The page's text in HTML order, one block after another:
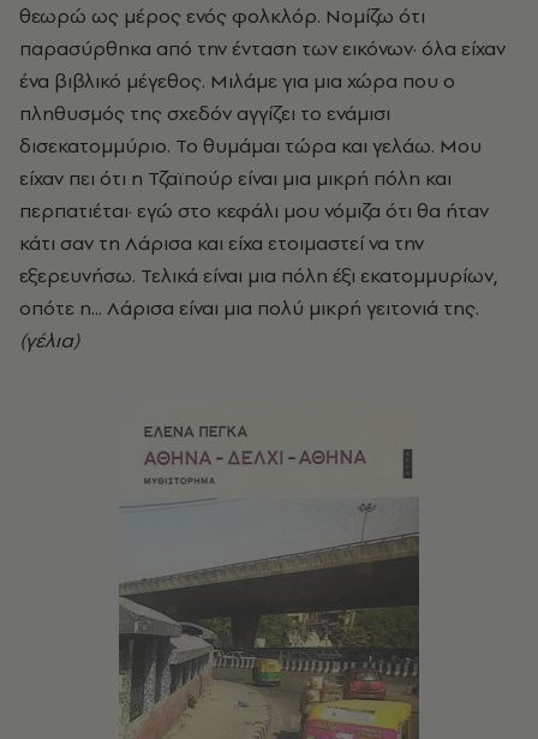
θεωρώ ως μέρος ενός φολκλόρ. Νομίζω ότι
παρασύρθηκα από την ένταση των εικόνων· όλα είχαν
ένα βιβλικό μέγεθος. Μιλάμε για μια χώρα που ο
πληθυσμός της σχεδόν αγγίζει το ενάμισι
δισεκατομμύριο. Το θυμάμαι τώρα και γελάω. Μου
είχαν πει ότι η Τζαϊπούρ είναι μια μικρή πόλη και
περπατιέται· εγώ στο κεφάλι μου νόμιζα ότι θα ήταν
κάτι σαν τη Λάρισα και είχα ετοιμαστεί να την
εξερευνήσω. Τελικά είναι μια πόλη έξι εκατομμυρίων,
οπότε η... Λάρισα είναι μια πολύ μικρή γειτονιά της.
(γέλια)